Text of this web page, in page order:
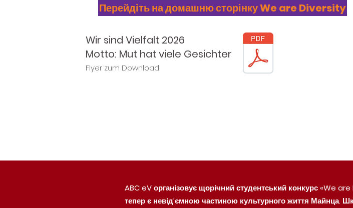
Перейдіть на домашню сторінку We are Diversity
Wir sind Vielfalt 2026
Motto: Mut hat viele Gesichter
Flyer zum Download
ABC eV організовує щорічний студентський конкурс «We
тепер є невід’ємною частиною культурного життя Майнца.